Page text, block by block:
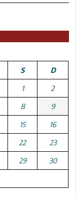
S D
1 2
8 9
15 16
22 23
29 30